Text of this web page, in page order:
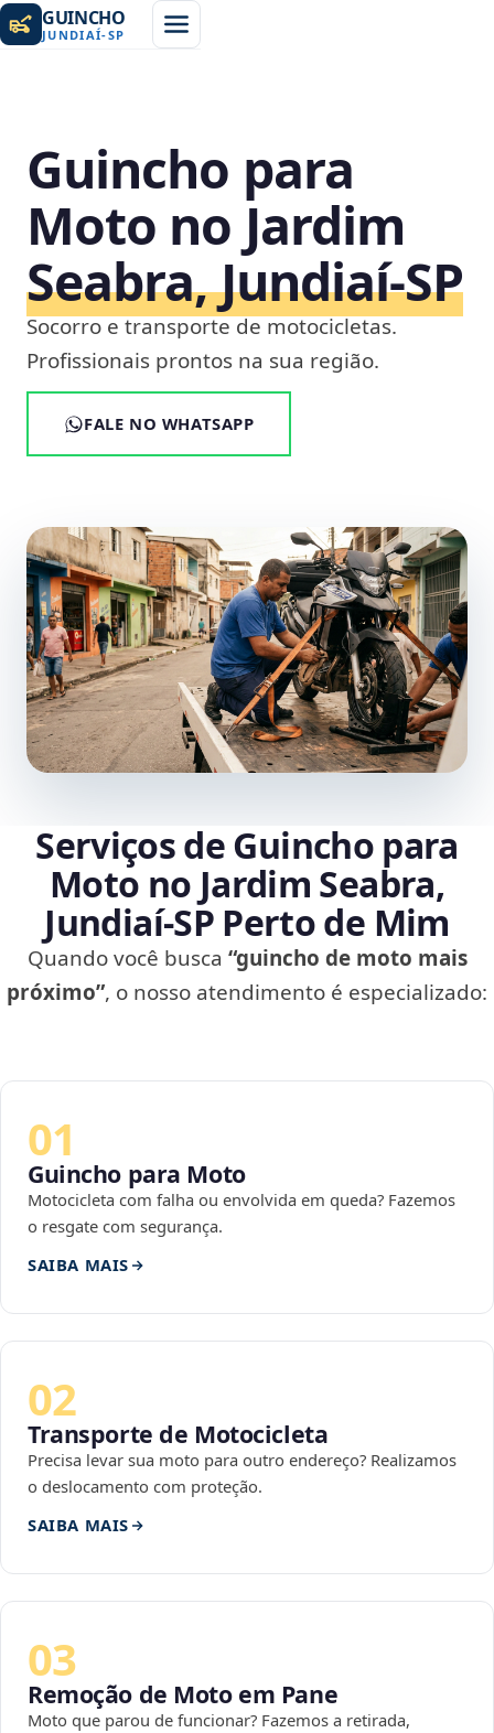
GUINCHO
JUNDIAÍ-SP
Guincho para
Moto no Jardim
Seabra, Jundiaí‑SP
Socorro e transporte de motocicletas.
Profissionais prontos na sua região.
FALE NO WHATSAPP
Serviços de Guincho para
Moto no Jardim Seabra,
Jundiaí‑SP Perto de Mim
Quando você busca “guincho de moto mais
próximo”, o nosso atendimento é especializado:
01
Guincho para Moto
Motocicleta com falha ou envolvida em queda? Fazemos
o resgate com segurança.
SAIBA MAIS
02
Transporte de Motocicleta
Precisa levar sua moto para outro endereço? Realizamos
o deslocamento com proteção.
SAIBA MAIS
03
Remoção de Moto em Pane
Moto que parou de funcionar? Fazemos a retirada,